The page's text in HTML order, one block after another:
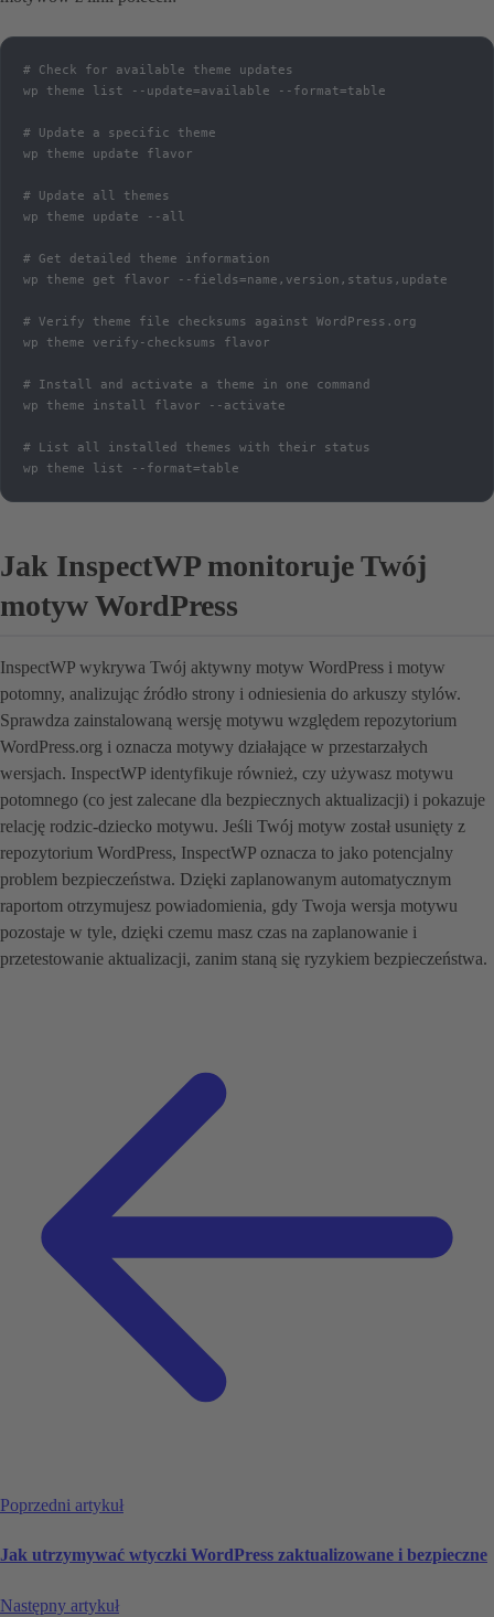
# Check for available theme updates
wp theme list --update=available --format=table
# Update a specific theme
wp theme update flavor
# Update all themes
wp theme update --all
# Get detailed theme information
wp theme get flavor --fields=name,version,status,update
# Verify theme file checksums against WordPress.org
wp theme verify-checksums flavor
# Install and activate a theme in one command
wp theme install flavor --activate
# List all installed themes with their status
wp theme list --format=table
Jak InspectWP monitoruje Twój
motyw WordPress
InspectWP wykrywa Twój aktywny motyw WordPress i motyw
potomny, analizując źródło strony i odniesienia do arkuszy stylów.
Sprawdza zainstalowaną wersję motywu względem repozytorium
WordPress.org i oznacza motywy działające w przestarzałych
wersjach. InspectWP identyfikuje również, czy używasz motywu
potomnego (co jest zalecane dla bezpiecznych aktualizacji) i pokazuje
relację rodzic-dziecko motywu. Jeśli Twój motyw został usunięty z
repozytorium WordPress, InspectWP oznacza to jako potencjalny
problem bezpieczeństwa. Dzięki zaplanowanym automatycznym
raportom otrzymujesz powiadomienia, gdy Twoja wersja motywu
pozostaje w tyle, dzięki czemu masz czas na zaplanowanie i
przetestowanie aktualizacji, zanim staną się ryzykiem bezpieczeństwa.
Poprzedni artykuł
Jak utrzymywać wtyczki WordPress zaktualizowane i bezpieczne
Następny artykuł